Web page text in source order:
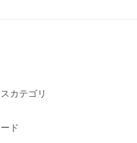
カテゴリ
ド